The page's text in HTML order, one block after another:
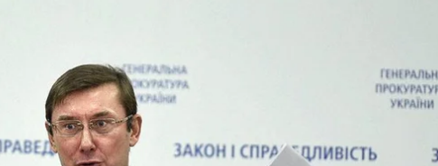
та народної депутатки Надії Савченко, яка, за
підірвати Верховну Раду. У сесійній залі Юрій
попри те, що сам колись був в’язнем і повинен розуміти
слідства отримати дані з телефонів журналістів.
не завершених реальним вироком справ